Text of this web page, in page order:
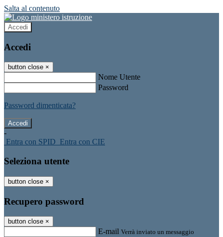
Salta al contenuto
Accedi
Accedi
button close ×
Nome Utente
Password
Password dimenticata?
-
Entra con SPID Entra con CIE
Seleziona utente
button close ×
Recupero password
button close ×
E-mail Verrà inviato un messaggio